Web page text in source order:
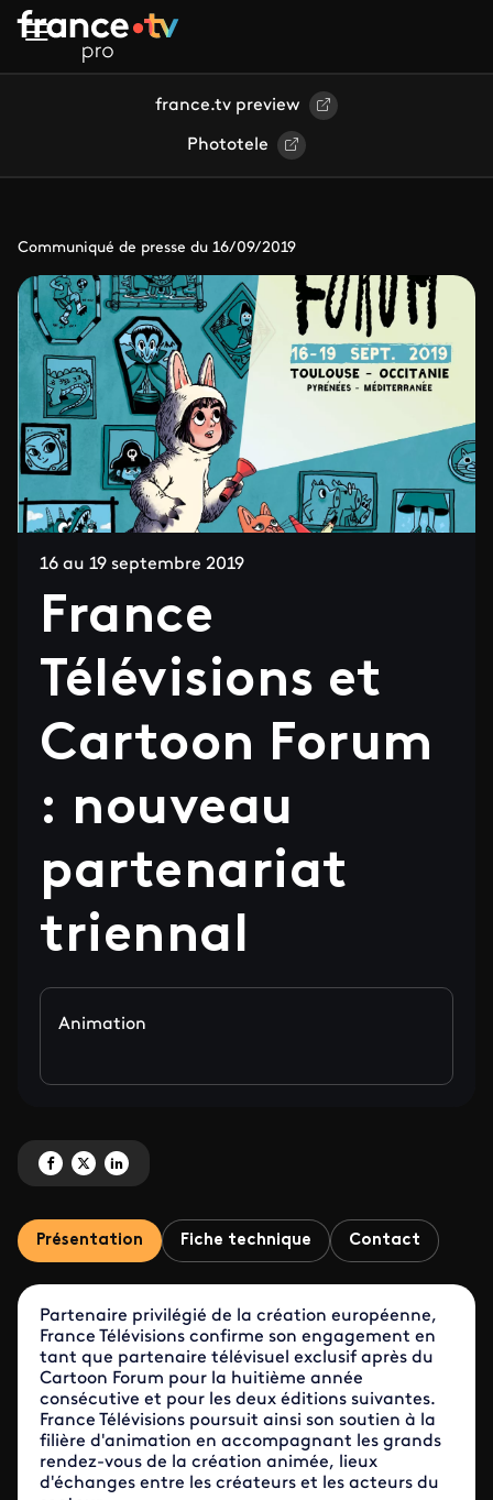
Aller au contenu principal
france.tv preview
Phototele
Communiqué de presse du 16/09/2019
16 au 19 septembre 2019
France
Télévisions et
Cartoon Forum
: nouveau
partenariat
triennal
Animation
Partagez 'France Télévisions et Cartoon Forum : nouveau partenariat
Partagez 'France Télévisions et Cartoon Forum : nouveau partenariat
Partagez 'France Télévisions et Cartoon Forum : nouveau
Présentation Fiche technique Contact
Partenaire privilégié de la création européenne,
France Télévisions confirme son engagement en
tant que partenaire télévisuel exclusif après du
Cartoon Forum pour la huitième année
consécutive et pour les deux éditions suivantes.
France Télévisions poursuit ainsi son soutien à la
filière d'animation en accompagnant les grands
rendez-vous de la création animée, lieux
d'échanges entre les créateurs et les acteurs du